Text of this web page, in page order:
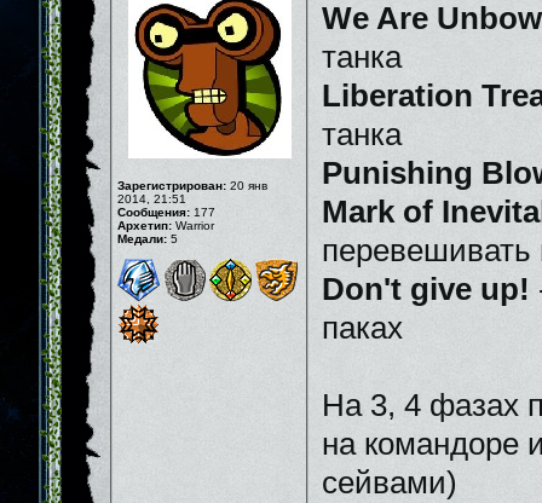
Зарегистрирован: 20 янв
2014, 21:51
Сообщения: 177
Архетип: Warrior
Медали: 5
We Are
танка
Liberation
танка
Punishing
Mark of
Don't give up!
паках
На 3, 4 фазах
на командоре
сейвами)